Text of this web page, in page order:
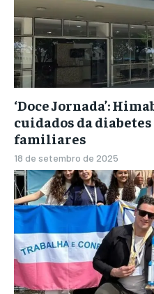
‘Doce Jornada’:
cuidados da
familiares
18 de setembro de 2025